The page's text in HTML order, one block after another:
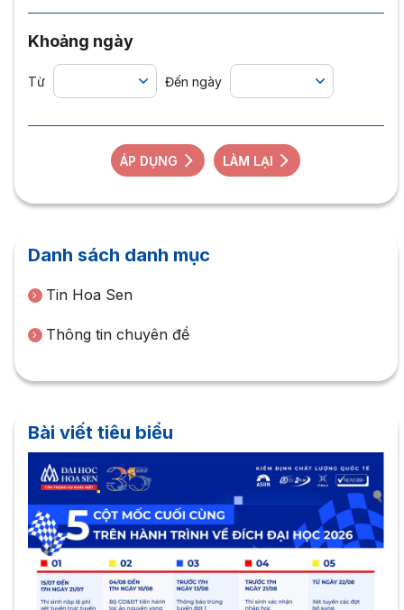
Khoảng ngày
Từ Đến ngày
ÁP DỤNG LÀM LẠI
Danh sách danh mục
Tin Hoa Sen
Thông tin chuyên đề
Bài viết tiêu biểu